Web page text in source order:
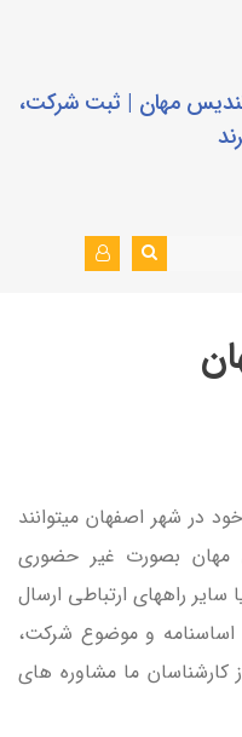
مهان | ثبت شرکت،
در شهر اصفهان میتوانند
بصورت غیر حضوری
راههای ارتباطی ارسال
اساسنامه و موضوع شرکت،
کارشناسان ما مشاوره های